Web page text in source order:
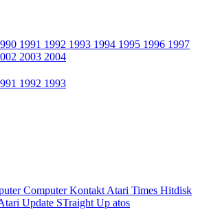
1991 1992 1993 1994 1995 1996 1997
2003 2004
1992 1993
Computer Kontakt Atari Times Hitdisk
Update STraight Up atos